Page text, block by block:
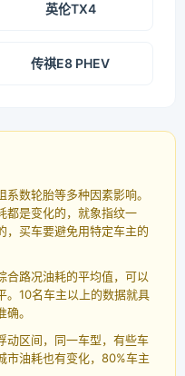
英伦TX4
传祺E8 PHEV
数轮胎等多种因素影响。
都是变化的，就象指纹一
，买车要避免用特定车主的
合路况油耗的平均值，可以
。10名车主以上的数据就具
。
动区间，同一车型，有些车
市油耗也有变化，80%车主